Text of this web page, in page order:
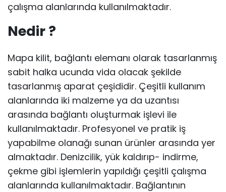
çalışma alanlarında kullanılmaktadır.
Nedir ?
Mapa kilit, bağlantı elemanı olarak tasarlanmış
sabit halka ucunda vida olacak şekilde
tasarlanmış aparat çeşididir. Çeşitli kullanım
alanlarında iki malzeme ya da uzantısı
arasında bağlantı oluşturmak işlevi ile
kullanılmaktadır. Profesyonel ve pratik iş
yapabilme olanağı sunan ürünler arasında yer
almaktadır. Denizcilik, yük kaldırıp- indirme,
çekme gibi işlemlerin yapıldığı çeşitli çalışma
alanlarında kullanılmaktadır. Bağlantının